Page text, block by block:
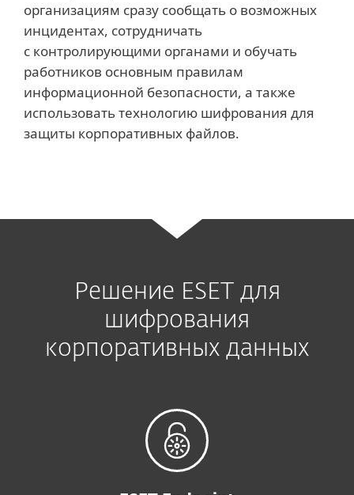
организациям сразу сообщать о возможных
инцидентах, сотрудничать
с контролирующими органами и обучать
работников основным правилам
информационной безопасности, а также
использовать технологию шифрования для
защиты корпоративных файлов.
Решение ESET для
шифрования
корпоративных данных